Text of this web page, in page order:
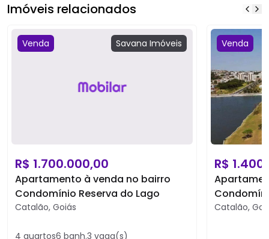
Venda Savana Imóveis
R$ 1.700.000,00
Apartamento à venda no bairro
Condomínio Reserva do Lago
Catalão, Goiás
4 quartos6 banh.3 vaga(s)
Venda
R$
Catalão,
Imóveis relacionados